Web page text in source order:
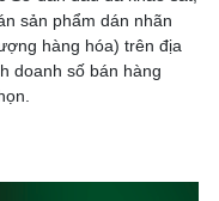
sản phẩm dán nhãn
hàng hóa) trên địa
doanh số bán hàng